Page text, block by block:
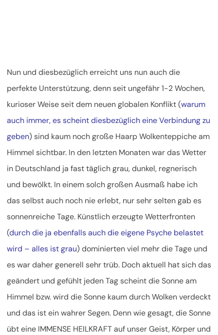
Nun und diesbezüglich erreicht uns nun auch die
perfekte Unterstützung, denn seit ungefähr 1-2 Wochen,
kurioser Weise seit dem neuen globalen Konflikt (warum
auch immer, es scheint diesbezüglich eine Verbindung zu
geben) sind kaum noch große Haarp Wolkenteppiche am
Himmel sichtbar. In den letzten Monaten war das Wetter
in Deutschland ja fast täglich grau, dunkel, regnerisch
und bewölkt. In einem solch großen Ausmaß habe ich
das selbst auch noch nie erlebt, nur sehr selten gab es
sonnenreiche Tage. Künstlich erzeugte Wetterfronten
(durch die ja ebenfalls auch die eigene Psyche belastet
wird – alles ist grau) dominierten viel mehr die Tage und
es war daher generell sehr trüb. Doch aktuell hat sich das
geändert und gefühlt jeden Tag scheint die Sonne am
Himmel bzw. wird die Sonne kaum durch Wolken verdeckt
und das ist ein wahrer Segen. Denn wie gesagt, die Sonne
übt eine IMMENSE HEILKRAFT auf unser Geist, Körper und